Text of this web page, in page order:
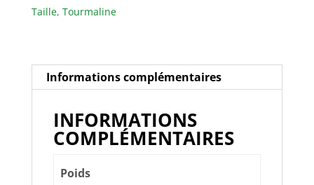
Taille, Tourmaline
Informations complémentaires
INFORMATIONS
COMPLÉMENTAIRES
Poids